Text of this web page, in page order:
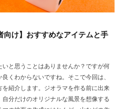
向け】おすすめなアイテムと手
と思うことはありませんか？ですが何
くわからないですね。そこで今回は、
紹介します。ジオラマを作る前に出来
分だけのオリジナルな風景を想像する